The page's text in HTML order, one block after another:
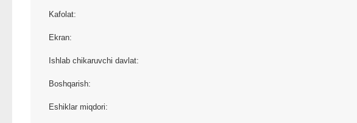
Kafolat:
Ekran:
Ishlab chikaruvchi davlat:
Boshqarish:
Eshiklar miqdori: